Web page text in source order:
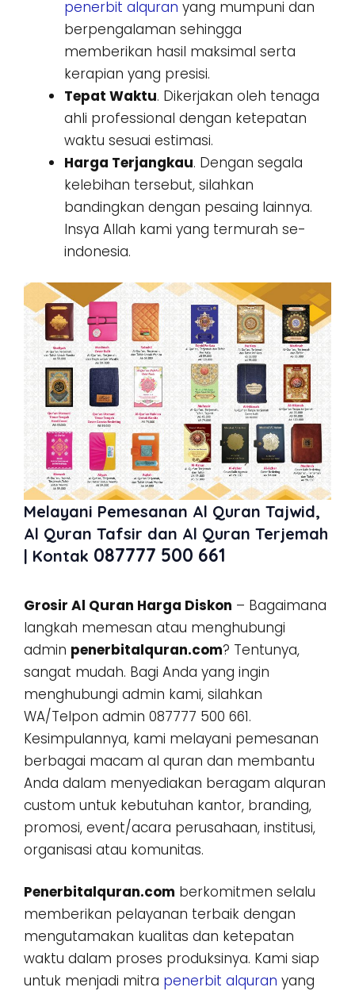
penerbit alquran yang mumpuni dan
berpengalaman sehingga
memberikan hasil maksimal serta
kerapian yang presisi.
Tepat Waktu. Dikerjakan oleh tenaga
ahli professional dengan ketepatan
waktu sesuai estimasi.
Harga Terjangkau. Dengan segala
kelebihan tersebut, silahkan
bandingkan dengan pesaing lainnya.
Insya Allah kami yang termurah se-
indonesia.
Melayani Pemesanan Al Quran Tajwid,
Al Quran Tafsir dan Al Quran Terjemah
| Kontak 087777 500 661
Grosir Al Quran Harga Diskon – Bagaimana
langkah memesan atau menghubungi
admin penerbitalquran.com? Tentunya,
sangat mudah. Bagi Anda yang ingin
menghubungi admin kami, silahkan
WA/Telpon admin 087777 500 661.
Kesimpulannya, kami melayani pemesanan
berbagai macam al quran dan membantu
Anda dalam menyediakan beragam alquran
custom untuk kebutuhan kantor, branding,
promosi, event/acara perusahaan, institusi,
organisasi atau komunitas.
Penerbitalquran.com berkomitmen selalu
memberikan pelayanan terbaik dengan
mengutamakan kualitas dan ketepatan
waktu dalam proses produksinya. Kami siap
untuk menjadi mitra penerbit alquran yang